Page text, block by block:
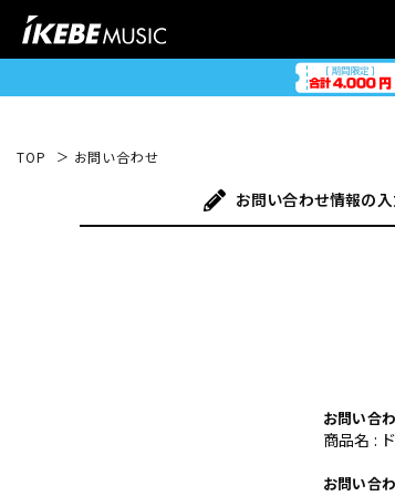
TOP お問い合わせ
お問い合わせ情報の
お問い合
商品名 :
お問い合